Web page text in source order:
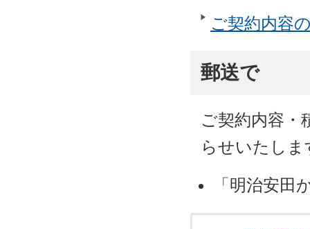
ご契約内容
郵送で
ご契約内容・
らせいたしま
「明治安田